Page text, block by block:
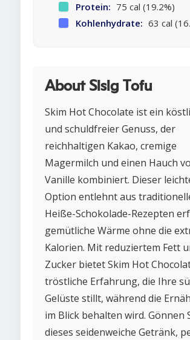
Protein: 75 cal (19.2%)
Kohlenhydrate: 63 cal
About Sisig Tofu
Skim Hot Chocolate ist ein
und schuldfreier Genuss, der
reichhaltigen Kakao, cremige
Magermilch und einen Hauch
Vanille kombiniert. Dieser
Option entlehnt aus
Heiße-Schokolade-Rezepten
gemütliche Wärme ohne die
Kalorien. Mit reduziertem Fett
Zucker bietet Skim Hot
tröstliche Erfahrung, die Ihre
Gelüste stillt, während die
im Blick behalten wird. Gönnen
dieses seidenweiche Getränk,